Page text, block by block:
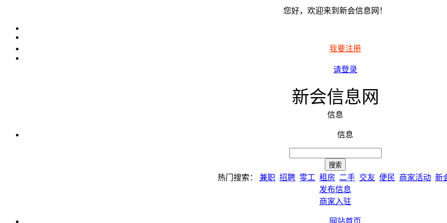
您好，欢迎来到新会信息网！
我要注册
请登录
新会信息网
信息
信息
热门搜索： 兼职 招聘 零工 租房 二手 交友 便民 商家活动 新
发布信息
商家入驻
网站首页